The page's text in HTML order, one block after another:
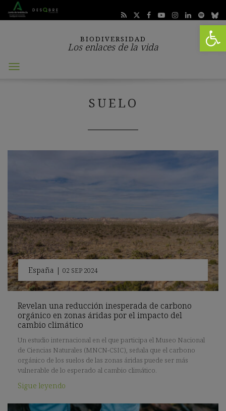
Abrir
BIODIVERSIDAD
Los enlaces de la vida
Abrir
SUELO
España | 02 SEP 2024
Revelan una reducción inesperada de carbono
orgánico en zonas áridas por el impacto del
cambio climático
Un estudio internacional en el que participa el Museo Nacional
de Ciencias Naturales (MNCN-CSIC), señala que el carbono
orgánico de los suelos de las zonas áridas puede ser más
vulnerable de lo esperado al cambio climático.
Sigue leyendo